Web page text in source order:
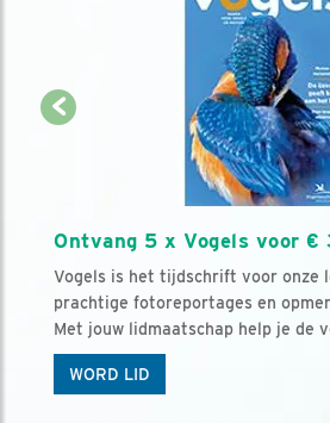
Ontvang 5 x Vogels voor
Vogels is het tijdschrift voor onze
prachtige fotoreportages en
Met jouw lidmaatschap help je de
WORD LID